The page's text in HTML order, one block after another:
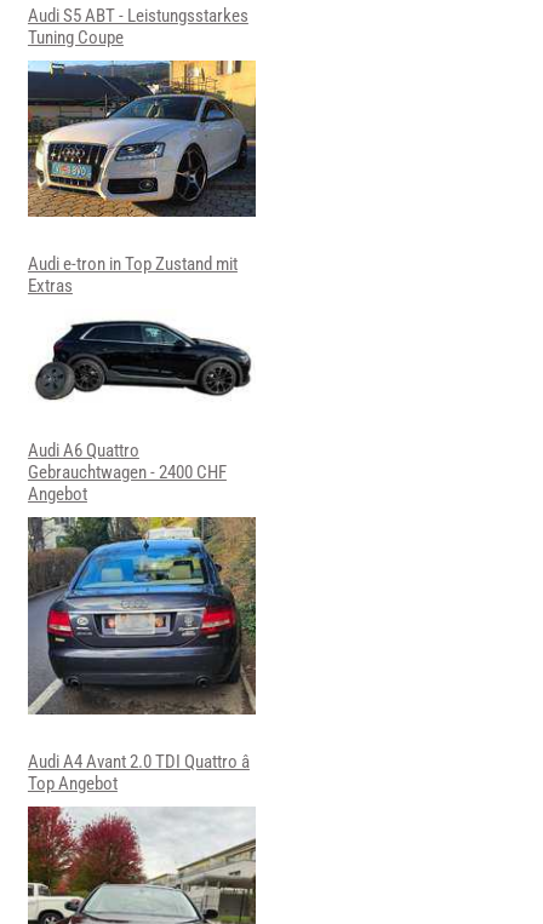
Audi S5 ABT - Leistungsstarkes
Tuning Coupe
Audi e-tron in Top Zustand mit
Extras
Audi A6 Quattro
Gebrauchtwagen - 2400 CHF
Angebot
Audi A4 Avant 2.0 TDI Quattro â
Top Angebot